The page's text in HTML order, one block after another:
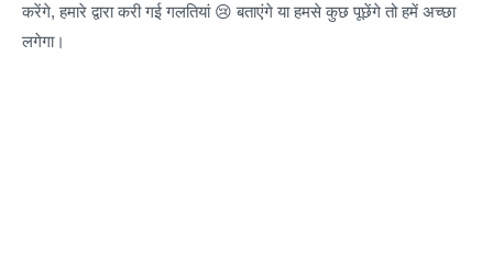
करेंगे, हमारे द्वारा करी गई गलतियां 😢 बताएंगे या हमसे कुछ पूछेंगे तो हमें अच्छा
लगेगा।